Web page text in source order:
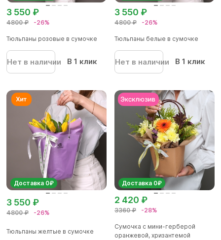
4800 ₽ -26%
3 550 ₽
Тюльпаны розовые в сумочке
Нет в наличии В 1 клик
4800 ₽ -26%
3 550 ₽
Тюльпаны белые в сумочке
Нет в наличии В 1 клик
Доставка 0₽
4800 ₽ -26%
3 550 ₽
Тюльпаны желтые в сумочке
Доставка 0₽
3360 ₽ -28%
2 420 ₽
Сумочка с мини-герберой
оранжевой, хризантемой